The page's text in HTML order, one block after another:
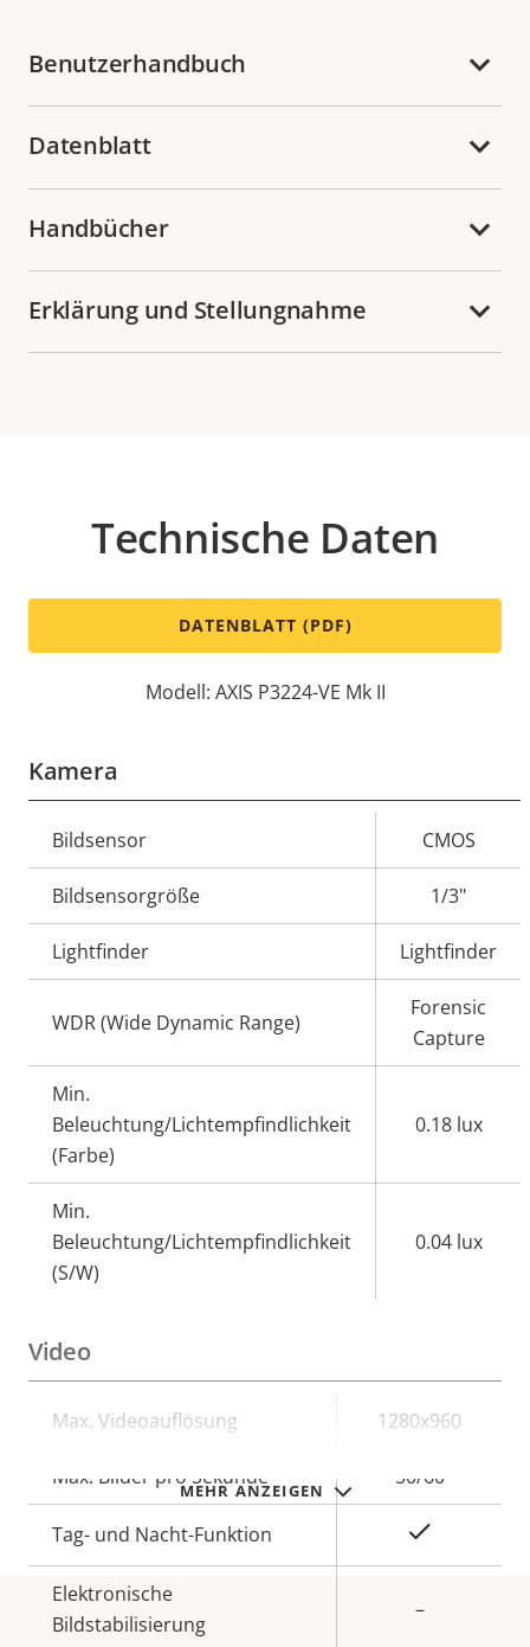
Benutzerhandbuch
Datenblatt
Handbücher
Erklärung und Stellungnahme
MEHR ANZEIGEN
Technische Daten
DATENBLATT (PDF)
Modell: AXIS P3224-VE Mk II
Kamera
Eigentumsbeschreibung Eigentumswert
Bildsensor CMOS
Bildsensorgröße 1/3"
Lightfinder Lightfinder
WDR (Wide Dynamic Range)
Forensic
Capture
Min.
Beleuchtung/Lichtempfindlichkeit
(Farbe)
0.18 lux
Min.
Beleuchtung/Lichtempfindlichkeit
(S/W)
0.04 lux
Video
Eigentumsbeschreibung Eigentumswert
Max. Videoauflösung 1280x960
Max. Bilder pro Sekunde 50/60
Tag- und Nacht-Funktion
Elektronische
Bildstabilisierung
–